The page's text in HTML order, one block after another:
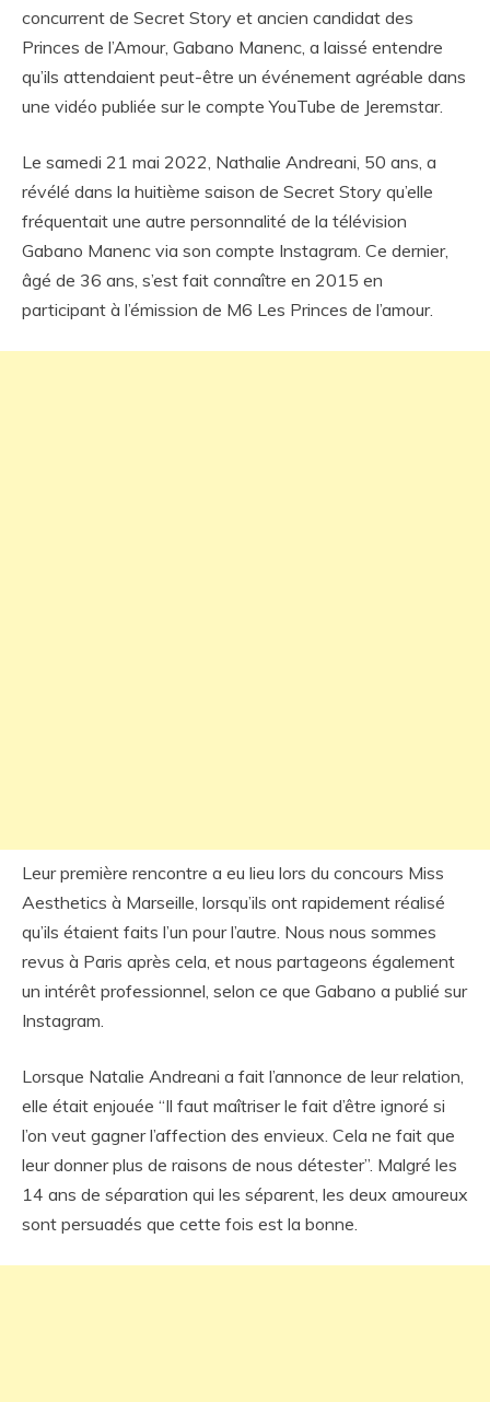
concurrent de Secret Story et ancien candidat des
Princes de l’Amour, Gabano Manenc, a laissé entendre
qu’ils attendaient peut-être un événement agréable dans
une vidéo publiée sur le compte YouTube de Jeremstar.
Le samedi 21 mai 2022, Nathalie Andreani, 50 ans, a
révélé dans la huitième saison de Secret Story qu’elle
fréquentait une autre personnalité de la télévision
Gabano Manenc via son compte Instagram. Ce dernier,
âgé de 36 ans, s’est fait connaître en 2015 en
participant à l’émission de M6 Les Princes de l’amour.
Leur première rencontre a eu lieu lors du concours Miss
Aesthetics à Marseille, lorsqu’ils ont rapidement réalisé
qu’ils étaient faits l’un pour l’autre. Nous nous sommes
revus à Paris après cela, et nous partageons également
un intérêt professionnel, selon ce que Gabano a publié sur
Instagram.
Lorsque Natalie Andreani a fait l’annonce de leur relation,
elle était enjouée “Il faut maîtriser le fait d’être ignoré si
l’on veut gagner l’affection des envieux. Cela ne fait que
leur donner plus de raisons de nous détester”. Malgré les
14 ans de séparation qui les séparent, les deux amoureux
sont persuadés que cette fois est la bonne.